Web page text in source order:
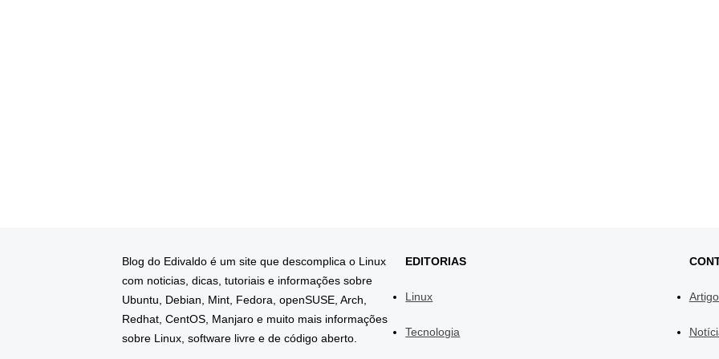
Blog do Edivaldo é um site que descomplica o Linux
com noticias, dicas, tutoriais e informações sobre
Ubuntu, Debian, Mint, Fedora, openSUSE, Arch,
Redhat, CentOS, Manjaro e muito mais informações
sobre Linux, software livre e de código aberto.
EDITORIAS
Linux
Tecnologia